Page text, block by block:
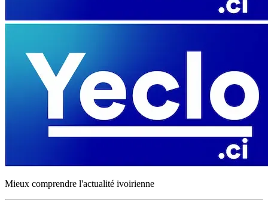
Mieux comprendre l'actualité ivoirienne